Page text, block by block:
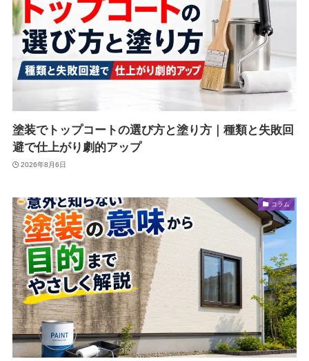
塗装でトップコートの選び方と塗り方｜種類と失敗回
避で仕上がり劇的アップ
2026年8月6日
コラム